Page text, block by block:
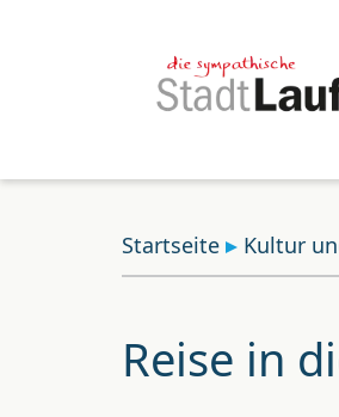
Startseite Kultur
Reise in